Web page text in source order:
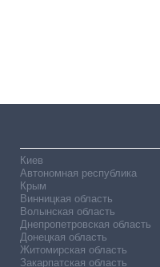
Киев
Автономная республика
Крым
Винницкая область
Волынская область
Днепропетровская область
Донецкая область
Житомирская область
Закарпатская область